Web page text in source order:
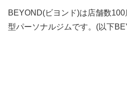
BEYOND(ビヨンド)は店舗数
型パーソナルジムです。(以下